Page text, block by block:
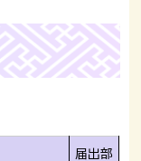
届出部